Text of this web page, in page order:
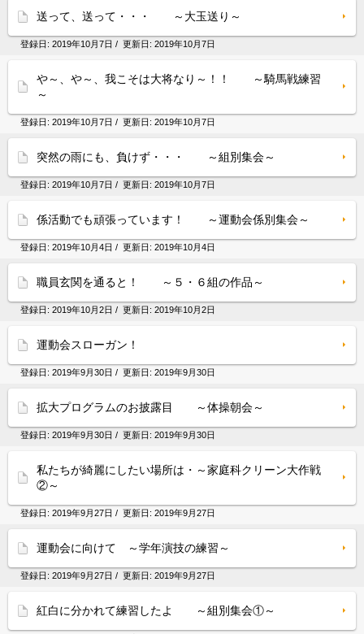
送って、送って・・・ ～大玉送り～
登録日: 2019年10月7日 / 更新日: 2019年10月7日
や～、や～、我こそは大将なり～！！ ～騎馬戦練習
～
登録日: 2019年10月7日 / 更新日: 2019年10月7日
突然の雨にも、負けず・・・ ～組別集会～
登録日: 2019年10月7日 / 更新日: 2019年10月7日
係活動でも頑張っています！ ～運動会係別集会～
登録日: 2019年10月4日 / 更新日: 2019年10月4日
職員玄関を通ると！ ～５・６組の作品～
登録日: 2019年10月2日 / 更新日: 2019年10月2日
運動会スローガン！
登録日: 2019年9月30日 / 更新日: 2019年9月30日
拡大プログラムのお披露目 ～体操朝会～
登録日: 2019年9月30日 / 更新日: 2019年9月30日
私たちが綺麗にしたい場所は・～家庭科クリーン大作戦
②～
登録日: 2019年9月27日 / 更新日: 2019年9月27日
運動会に向けて ～学年演技の練習～
登録日: 2019年9月27日 / 更新日: 2019年9月27日
紅白に分かれて練習したよ ～組別集会①～